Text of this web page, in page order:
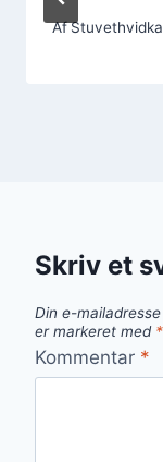
Af
Skriv et
Din e-
er markeret med *
Kommentar *